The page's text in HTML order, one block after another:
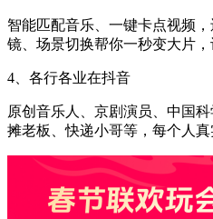
智能匹配音乐、一键卡点视频
镜、场景切换帮你一秒变大片
4、各行各业在抖音
原创音乐人、京剧演员、中国
摊老板、快递小哥等，每个人